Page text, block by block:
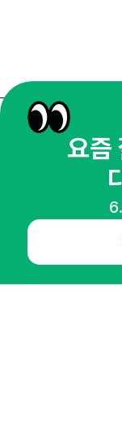
매주 화요일 아
마케팅 감각을
65,043명의 마케터를 성
요즘